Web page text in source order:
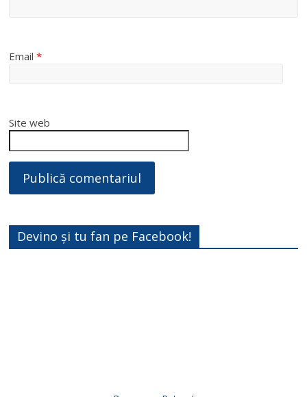
Email*
Site web
Devino și tu fan pe Facebook!